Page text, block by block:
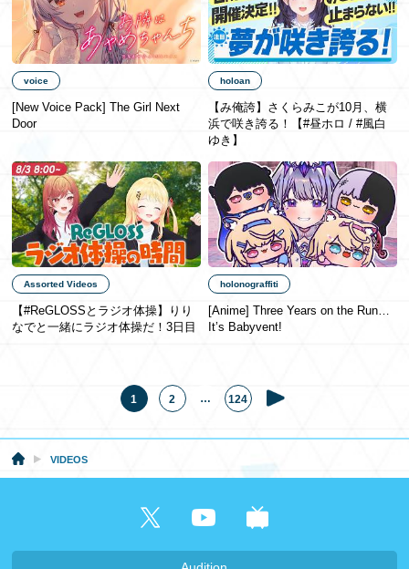
voice
[New Voice Pack] The Girl Next
Door
holoan
【み俺誇】さくらみこが10月、横
浜で咲き誇る！【#昼ホロ / #風白
ゆき】
Assorted Videos
【#ReGLOSSとラジオ体操】りり
なでと一緒にラジオ体操だ！3日目
holonograffiti
[Anime] Three Years on the Run…
It’s Babyvent!
1 2 … 124
VIDEOS